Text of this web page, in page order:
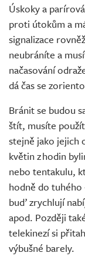
Úskoky a
proti útokům a
signalizace
neubráníte a
načasování
dá čas se
Bránit se budou
štít, musíte
stejně jako jejich
květin z hodin
nebo tentakulu,
hodně do tuhého
buď zrychlují
apod. Později
telekinezí si
výbušné barely.